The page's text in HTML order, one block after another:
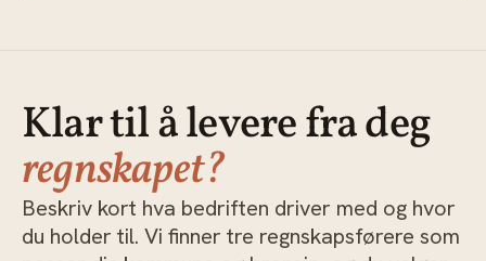
Klar til å levere fra deg
regnskapet?
Beskriv kort hva bedriften driver med og hvor
du holder til. Vi finner tre regnskapsførere som